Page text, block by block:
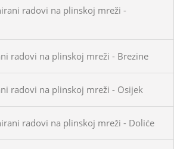
radovi na plinskoj mreži -
radovi na plinskoj mreži - Brezine
radovi na plinskoj mreži - Osijek
radovi na plinskoj mreži - Doliće